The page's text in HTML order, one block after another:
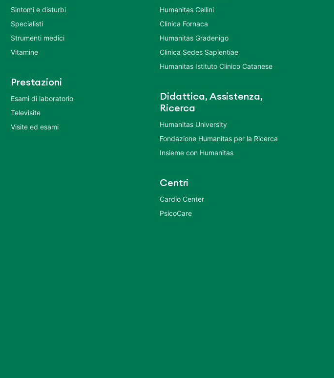
Sintomi e disturbi
Specialisti
Strumenti medici
Vitamine
Prestazioni
Esami di laboratorio
Televisite
Visite ed esami
Humanitas Cellini
Clinica Fornaca
Humanitas Gradenigo
Clinica Sedes Sapientiae
Humanitas Istituto Clinico Catanese
Didattica, Assistenza,
Ricerca
Humanitas University
Fondazione Humanitas per la Ricerca
Insieme con Humanitas
Centri
Cardio Center
PsicoCare